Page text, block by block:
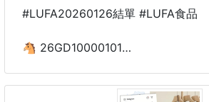
✅ 冰箱蓋板
只要你想到的，都能用！超越傳統螺
🔧 替代專用螺絲：不再煩惱尺寸對
✂️ 可自由剪裁：長短自選，靈活應對
#LUFA20260126結單 #LUFA食品
🐴 26GD10000101